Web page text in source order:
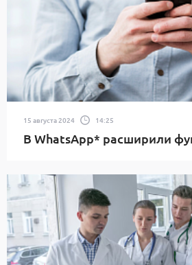
15 августа 2024 14:25
В WhatsApp* расширили